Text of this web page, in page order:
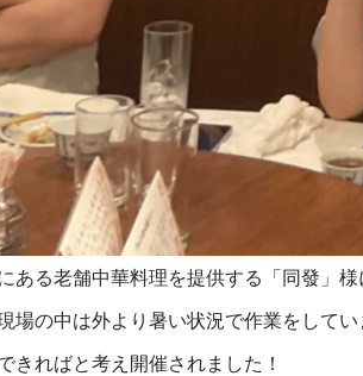
ある老舗中華料理を提供する「同發」
場の中は外より暑い状況で作業をしてい
きればと考え開催されました！